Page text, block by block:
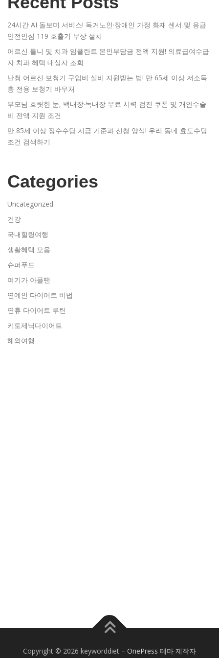
24시간 AI 돌보미 서비스! 독거노인·장애인 가정 화재 센서 및 응급
안전안심 119 호출기 무상 설치
어르신 틀니 및 치과 임플란트 본인부담금 전액 지원! 의료급여수급
자 치과 혜택 대상자 조회
난청 어르신 보청기 구입비 실비 지원받는 법! 만 65세 이상 저소득
층 전용 보청기 바우처
부모님 흐릿한 눈, 백내장·녹내장 무료 시력 검진 쿠폰 및 개안수술
비 전액 지원 조건
만 85세 이상 장수수당 지급 기준과 신청 양식! 우리 동네 효도수당
조건 검색하기
Categories
Uncategorized
건강
국내힐링여행
생활혜택 모음
슈퍼푸드
여기가 아플땐
연예인 다이어트 비법
연휴 다이어트 루틴
키토제닉다이어트
해외여행
Copyright © 2026 keyworddiet – OnePress 테마 제작자